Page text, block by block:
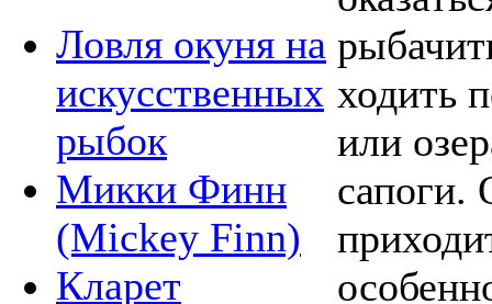
Ловля окуня на
искусственных
рыбок
Микки Финн
(Mickey Finn)
Кларет
ходить
или
сапоги.